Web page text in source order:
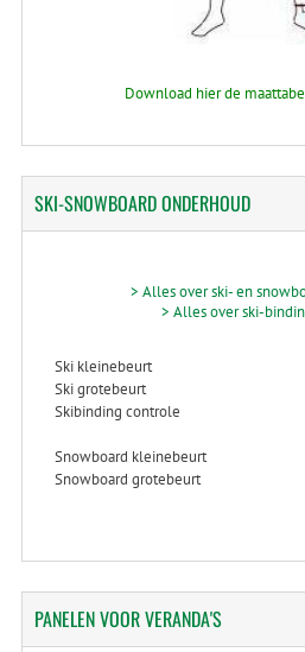
Download hier de
SKI-SNOWBOARDONDERHOUD
> Alles over ski- en
> Alles over ski-
Ski kleinebeurt
Ski grotebeurt
Skibinding controle
Snowboard kleinebeurt
Snowboard grotebeurt
PANELENVOOR VERANDA'S